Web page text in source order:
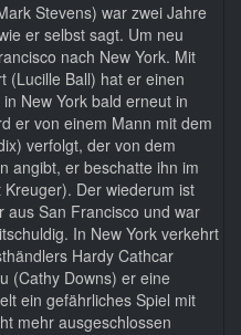
Stevens) war zwei Jahre
er selbst sagt. Um neu
nach New York. Mit
(Lucille Ball) hat er einen
New York bald erneut in
er von einem Mann mit dem
verfolgt, der von dem
angibt, er beschatte ihn im
Der wiederum ist
aus San Francisco und war
In New York verkehrt
Hardy Cathcar
(Cathy Downs) er eine
ein gefährliches Spiel mit
mehr ausgeschlossen